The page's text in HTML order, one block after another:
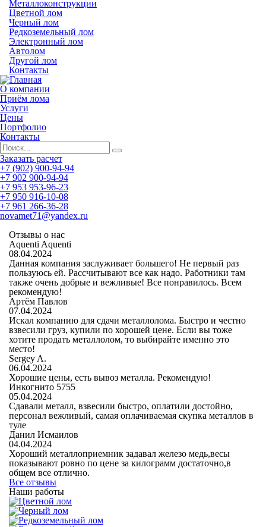
Металлоконструкции
Цветной лом
Черный лом
Редкоземельный лом
Электронный лом
Автолом
Другой лом
Контакты
О компании
Приём лома
Услуги
Цены
Портфолио
Контакты
Заказать расчет
+7 (902) 900-94-94
+7 902 900-94-94
+7 953 953-96-23
+7 950 916-10-08
+7 961 266-36-28
novamet71@yandex.ru
Отзывы о нас
Aquenti Aquenti
08.04.2024
Данная компания заслуживает большего! Не первый раз
пользуюсь ей. Рассчитывают все как надо. Работники там
также очень добрые и вежливые! Все понравилось. Всем
рекомендую!
Артём Павлов
07.04.2024
Искал компанию для сдачи металлолома. Быстро и честно
взвесили груз, купили по хорошей цене. Если вы тоже
хотите продать металлолом, то выбирайте именно это
место!
Sergey A.
06.04.2024
Хорошие цены, есть вывоз металла. Рекомендую!
Инкогнито 5755
05.04.2024
Cдавали металл, взвесили быстро, оплатили достойно,
персонал вежливый, самая оплачиваемая скупка металлов в
туле
Данил Исмаилов
04.04.2024
Хороший металлоприемник задавал железо медь,весы
показывают ровно по цене за килограмм достаточно,в
общем все отлично.
Все отзывы
Наши работы